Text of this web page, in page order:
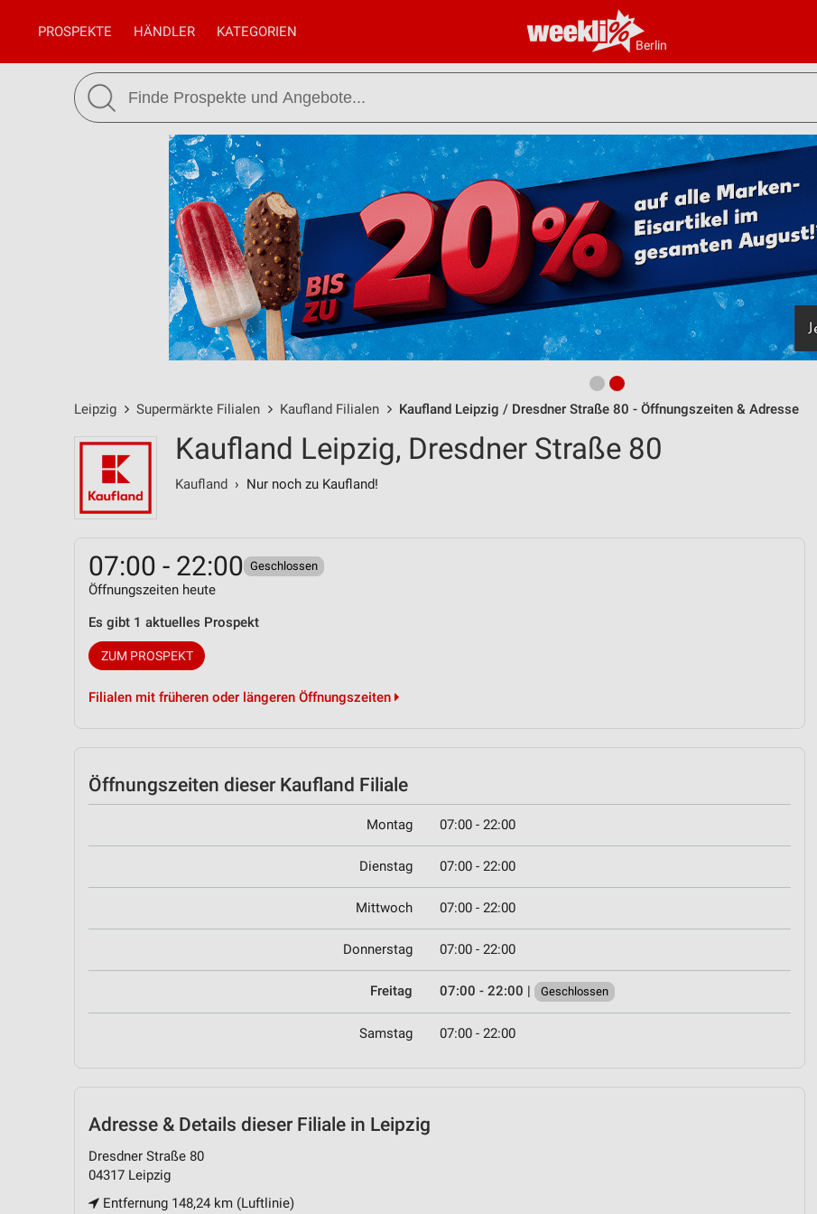
Berlin
PROSPEKTE HÄNDLER KATEGORIEN
Leipzig Supermärkte Filialen Kaufland Filialen Kaufland Leipzig / Dresdner Straße 80 - Öffnungszeiten & Adresse
Kaufland Leipzig, Dresdner Straße 80
Kaufland › Nur noch zu Kaufland!
07:00 - 22:00 Geschlossen
Öffnungszeiten heute
Es gibt 1 aktuelles Prospekt
ZUM PROSPEKT
Filialen mit früheren oder längeren Öffnungszeiten
Öffnungszeiten dieser Kaufland Filiale
Montag 07:00 - 22:00
Dienstag 07:00 - 22:00
Mittwoch 07:00 - 22:00
Donnerstag 07:00 - 22:00
Freitag 07:00 - 22:00 | Geschlossen
Samstag 07:00 - 22:00
Adresse & Details dieser Filiale in Leipzig
Dresdner Straße 80
04317 Leipzig
Entfernung 148,24 km (Luftlinie)